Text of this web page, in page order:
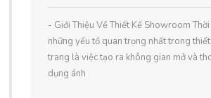
- Giới Thiệu Về Thiết Kế Showroom
những yếu tố quan trọng nhất trong
trang là việc tạo ra không gian mở và
dụng ánh